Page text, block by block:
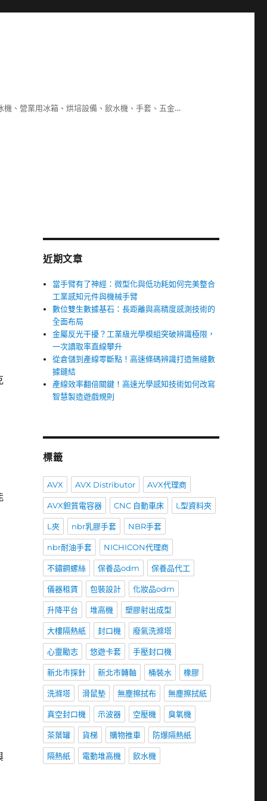
、營業用冰箱、烘培設備、飲水機、手套、五金…
近期文章
當手臂有了神經：微型化與低功耗如何完美整合
工業感知元件與機械手臂
數位雙生數據基石：長距離與高精度感測技術的
全面布局
金屬反光干擾？工業級光學模組突破辨識極限，
一次讀取率直線攀升
從倉儲到產線零斷點！高速條碼辨識打造無縫數
據鏈結
產線效率翻倍關鍵！高速光學感知技術如何改寫
智慧製造遊戲規則
標籤
AVX AVX Distributor AVX代理商
AVX鉭質電容器 CNC 自動車床 L型資料夾
L夾 nbr乳膠手套 NBR手套
nbr耐油手套 NICHICON代理商
不鏽鋼螺絲 保養品odm 保養品代工
儀器租賃 包裝設計 化妝品odm
升降平台 堆高機 塑膠射出成型
大樓隔熱紙 封口機 廢氣洗滌塔
心靈勵志 悠遊卡套 手壓封口機
新北市探針 新北市轉軸 桶裝水 橡膠
洗滌塔 滑鼠墊 無塵擦拭布 無塵擦拭紙
真空封口機 示波器 空壓機 臭氧機
茶葉罐 貨梯 購物推車 防爆隔熱紙
隔熱紙 電動堆高機 飲水機